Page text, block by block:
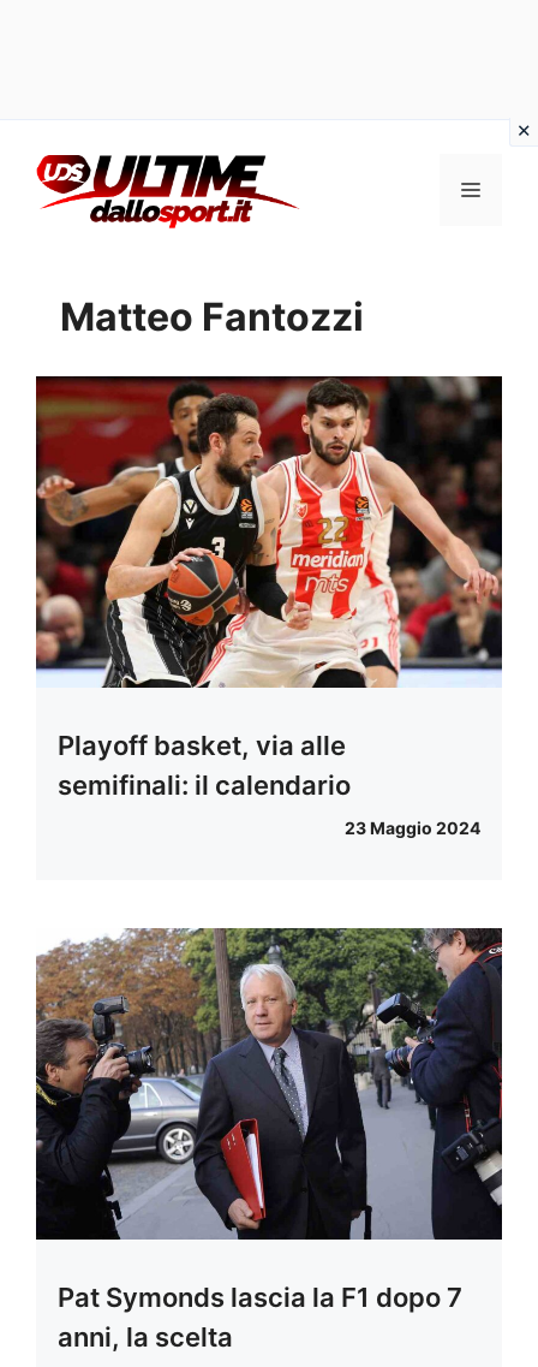
contenuto
Menu
Matteo Fantozzi
Playoff basket, via alle
semifinali: il calendario
23 Maggio 2024
Pat Symonds lascia la F1 dopo 7
anni, la scelta